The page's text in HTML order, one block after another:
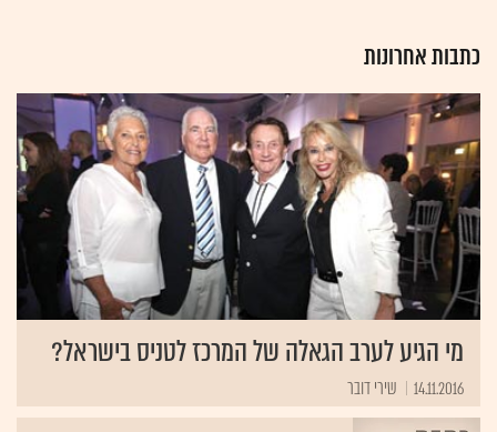
כתבות אחרונות
מי הגיע לערב הגאלה של המרכז לטניס בישראל?
14.11.2016 שירי דובר